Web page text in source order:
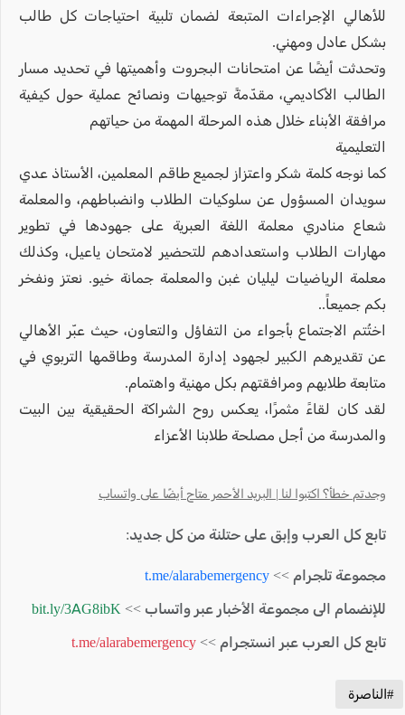
للأهالي الإجراءات المتبعة لضمان تلبية احتياجات كل طالب
بشكل عادل ومهني.
وتحدثت أيضًا عن امتحانات البجروت وأهميتها في تحديد مسار
الطالب الأكاديمي، مقدّمةً توجيهات ونصائح عملية حول كيفية
مرافقة الأبناء خلال هذه المرحلة المهمة من حياتهم
التعليمية
كما نوجه كلمة شكر واعتزاز لجميع طاقم المعلمين، الأستاذ عدي
سويدان المسؤول عن سلوكيات الطلاب وانضباطهم، والمعلمة
شعاع منادري معلمة اللغة العبرية على جهودها في تطوير
مهارات الطلاب واستعدادهم للتحضير لامتحان ياعيل، وكذلك
معلمة الرياضيات ليليان غبن والمعلمة جمانة خيو. نعتز ونفخر
بكم جميعاً..
اختُتم الاجتماع بأجواء من التفاؤل والتعاون، حيث عبّر الأهالي
عن تقديرهم الكبير لجهود إدارة المدرسة وطاقمها التربوي في
متابعة طلابهم ومرافقتهم بكل مهنية واهتمام.
لقد كان لقاءً مثمرًا، يعكس روح الشراكة الحقيقية بين البيت
والمدرسة من أجل مصلحة طلابنا الأعزاء
وجدتم خطأ؟ اكتبوا لنا | البريد الأحمر متاح أيضًا على واتساب
تابع كل العرب وإبق على حتلنة من كل جديد:
مجموعة تلجرام >> t.me/alarabemergency
للإنضمام الى مجموعة الأخبار عبر واتساب >> bit.ly/3AG8ibK
تابع كل العرب عبر انستجرام >> t.me/alarabemergency
#الناصرة